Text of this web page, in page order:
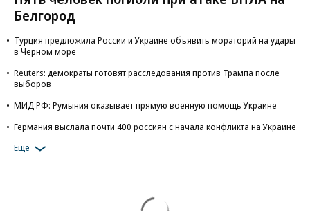
Белгород
Турция предложила России и Украине объявить мораторий на удары
в Черном море
Reuters: демократы готовят расследования против Трампа после
выборов
МИД РФ: Румыния оказывает прямую военную помощь Украине
Германия выслала почти 400 россиян с начала конфликта на Украине
Еще